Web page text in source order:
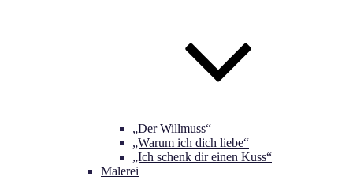
„Der Willmuss“
„Warum ich dich liebe“
„Ich schenk dir einen Kuss“
Malerei